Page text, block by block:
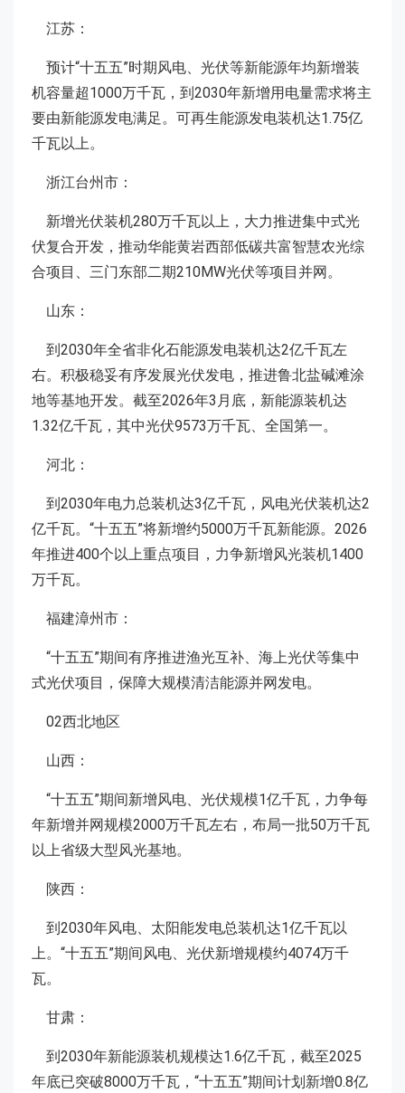
江苏：
预计“十五五”时期风电、光伏等新能源年均新增装
机容量超1000万千瓦，到2030年新增用电量需求将主
要由新能源发电满足。可再生能源发电装机达1.75亿
千瓦以上。
浙江台州市：
新增光伏装机280万千瓦以上，大力推进集中式光
伏复合开发，推动华能黄岩西部低碳共富智慧农光综
合项目、三门东部二期210MW光伏等项目并网。
山东：
到2030年全省非化石能源发电装机达2亿千瓦左
右。积极稳妥有序发展光伏发电，推进鲁北盐碱滩涂
地等基地开发。截至2026年3月底，新能源装机达
1.32亿千瓦，其中光伏9573万千瓦、全国第一。
河北：
到2030年电力总装机达3亿千瓦，风电光伏装机达2
亿千瓦。“十五五”将新增约5000万千瓦新能源。2026
年推进400个以上重点项目，力争新增风光装机1400
万千瓦。
福建漳州市：
“十五五”期间有序推进渔光互补、海上光伏等集中
式光伏项目，保障大规模清洁能源并网发电。
02西北地区
山西：
“十五五”期间新增风电、光伏规模1亿千瓦，力争每
年新增并网规模2000万千瓦左右，布局一批50万千瓦
以上省级大型风光基地。
陕西：
到2030年风电、太阳能发电总装机达1亿千瓦以
上。“十五五”期间风电、光伏新增规模约4074万千
瓦。
甘肃：
到2030年新能源装机规模达1.6亿千瓦，截至2025
年底已突破8000万千瓦，“十五五”期间计划新增0.8亿